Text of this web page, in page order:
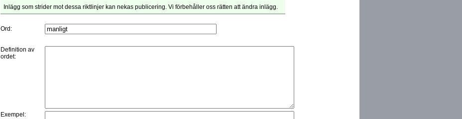
Inlägg som strider mot dessa riktlinjer kan nekas publicering. Vi förbehåller oss rätten att ändra inlägg.
Ord:
Definition av
ordet:
Exempel: